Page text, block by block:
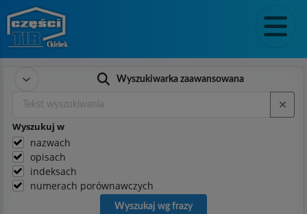
Wyszukiwarka zaawansowana
Wyszukuj w
nazwach
opisach
indeksach
numerach porównawczych
Wyszukaj wg frazy